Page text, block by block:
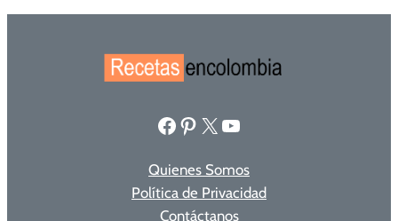
Facebook Pinterest X YouTube
Quienes Somos
Política de Privacidad
Contáctanos